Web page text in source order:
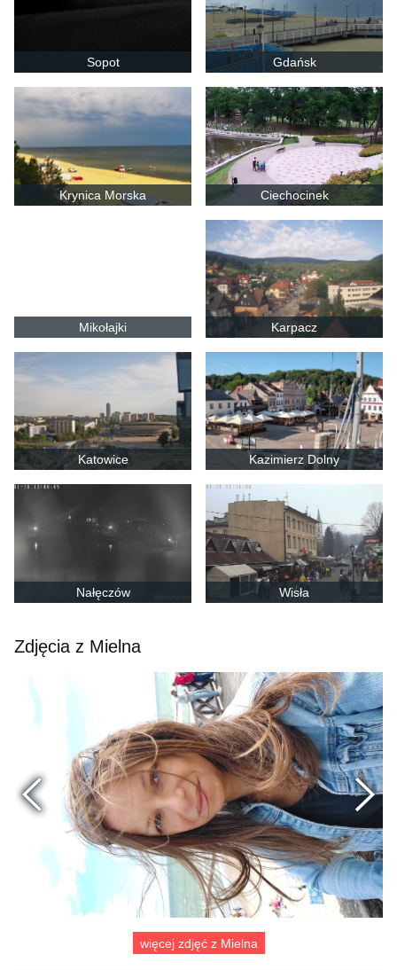
Sopot Gdańsk
Krynica Morska Ciechocinek
Mikołajki Karpacz
Katowice Kazimierz Dolny
Nałęczów Wisła
Zdjęcia z Mielna
Poprzednie
więcej zdjęć z Mielna